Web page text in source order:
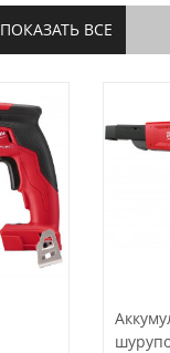
ПОКАЗАТЬ ВСЕ